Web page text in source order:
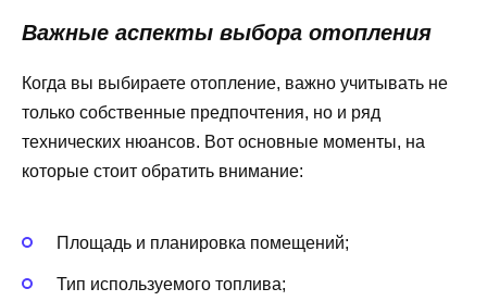
Важные аспекты выбора отопления
Когда вы выбираете отопление, важно учитывать не
только собственные предпочтения, но и ряд
технических нюансов. Вот основные моменты, на
которые стоит обратить внимание:
Площадь и планировка помещений;
Тип используемого топлива;